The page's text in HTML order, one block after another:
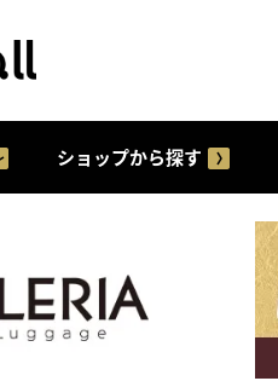
ショップから探す